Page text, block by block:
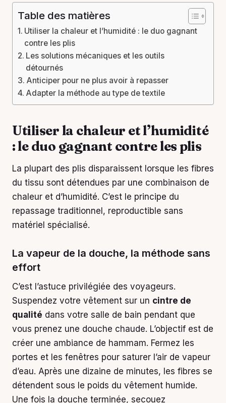
Table des matières
Utiliser la chaleur et l’humidité : le duo gagnant
contre les plis
Les solutions mécaniques et les outils
détournés
Anticiper pour ne plus avoir à repasser
Adapter la méthode au type de textile
Utiliser la chaleur et l’humidité
: le duo gagnant contre les plis
La plupart des plis disparaissent lorsque les fibres
du tissu sont détendues par une combinaison de
chaleur et d’humidité. C’est le principe du
repassage traditionnel, reproductible sans
matériel spécialisé.
La vapeur de la douche, la méthode sans
effort
C’est l’astuce privilégiée des voyageurs.
Suspendez votre vêtement sur un cintre de
qualité dans votre salle de bain pendant que
vous prenez une douche chaude. L’objectif est de
créer une ambiance de hammam. Fermez les
portes et les fenêtres pour saturer l’air de vapeur
d’eau. Après une dizaine de minutes, les fibres se
détendent sous le poids du vêtement humide.
Une fois la douche terminée, secouez